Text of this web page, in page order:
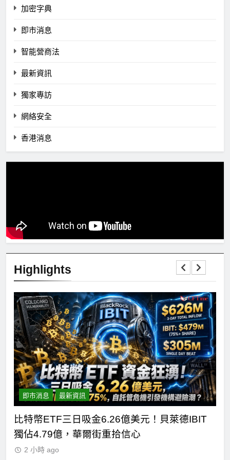
加密字典
即市消息
智能營商法
最新資訊
獨家專訪
網絡安全
香港消息
Highlights
即市消息 最新資訊
比特幣ETF三日吸金6.26億美元！貝萊德IBIT
獨佔4.79億，華爾街重拾信心
2 小時 ago